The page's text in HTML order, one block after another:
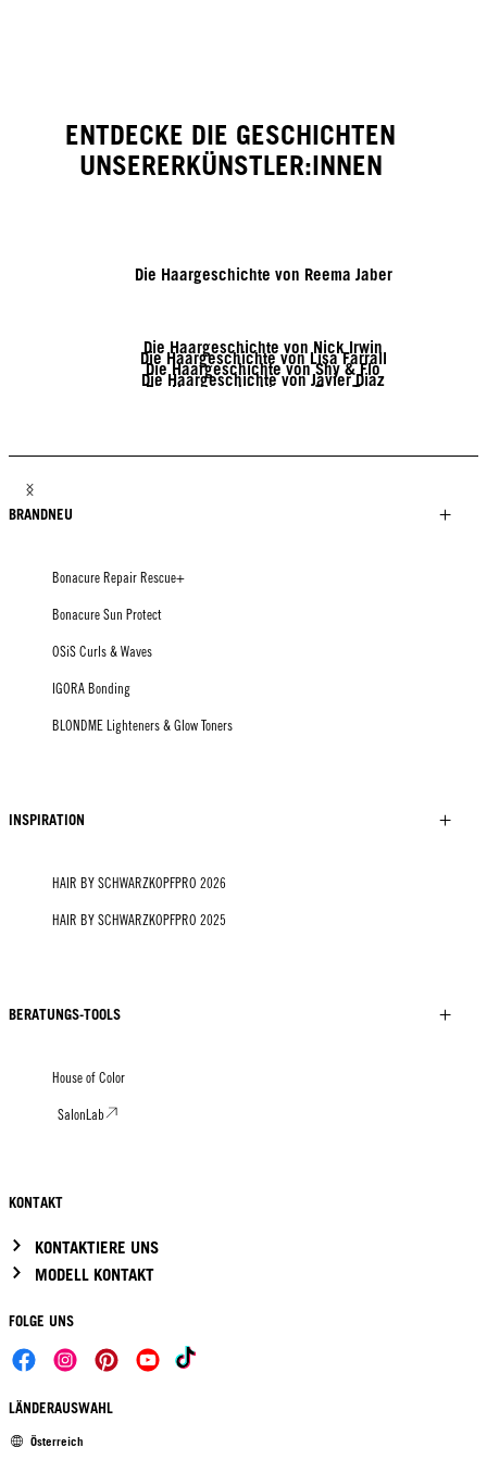
ENTDECKE DIE GESCHICHTEN
UNSERERKÜNSTLER:INNEN
Die Haargeschichte von Reema Jaber
Die Haargeschichte von Nick Irwin
Die Haargeschichte von Lisa Farrall
Die Haargeschichte von Shy & Flo
Die Haargeschichte von Javier Diaz
Die Haargeschichte von Tony Tsai
BRANDNEU
Bonacure Repair Rescue+
Bonacure Sun Protect
OSiS Curls & Waves
IGORA Bonding
BLONDME Lighteners & Glow Toners
INSPIRATION
HAIR BY SCHWARZKOPFPRO 2026
HAIR BY SCHWARZKOPFPRO 2025
BERATUNGS-TOOLS
House of Color
SalonLab
KONTAKT
KONTAKTIERE UNS
MODELL KONTAKT
FOLGE UNS
LÄNDERAUSWAHL
Österreich